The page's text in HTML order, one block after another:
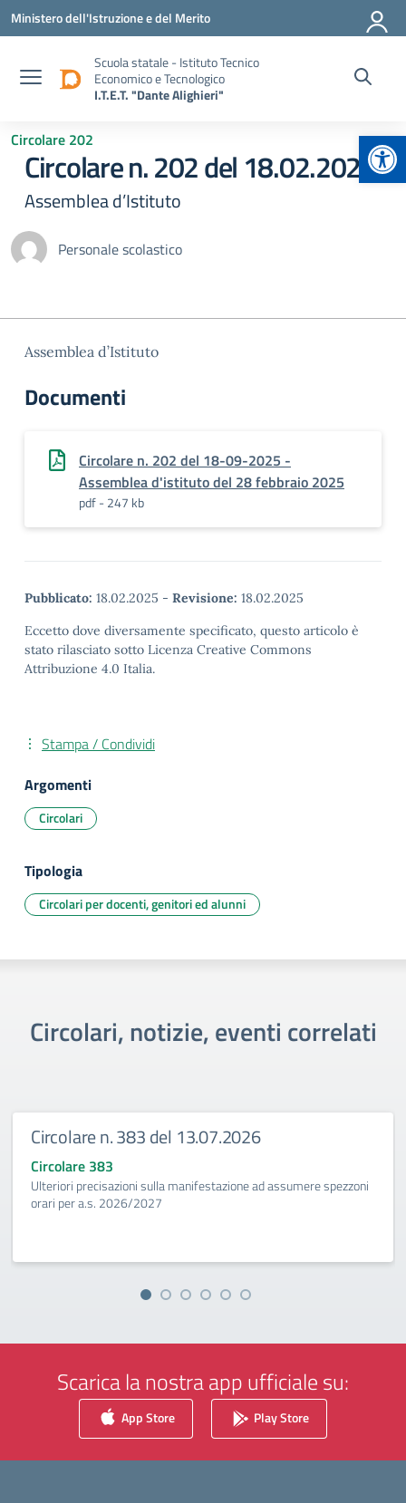
Vai ai contenuti
Vai al menu di navigazione
Vai al footer
Ministero dell'Istruzione e del Merito
Scuola statale - Istituto Tecnico
Economico e Tecnologico
I.T.E.T. "Dante Alighieri"
Circolare 202
Circolare n. 202 del 18.02.2025
Assemblea d’Istituto
Personale scolastico
Assemblea d’Istituto
Documenti
Circolare n. 202 del 18-09-2025 -
Assemblea d'istituto del 28 febbraio 2025
pdf - 247 kb
Pubblicato: 18.02.2025 - Revisione: 18.02.2025
Eccetto dove diversamente specificato, questo articolo è
stato rilasciato sotto Licenza Creative Commons
Attribuzione 4.0 Italia.
Stampa / Condividi
Argomenti
Circolari
Tipologia
Circolari per docenti, genitori ed alunni
Circolari, notizie, eventi correlati
Circolare n. 383 del 13.07.2026
Circolare 383
Ulteriori precisazioni sulla manifestazione ad assumere spezzoni
orari per a.s. 2026/2027
Scarica la nostra app ufficiale su:
App Store Play Store